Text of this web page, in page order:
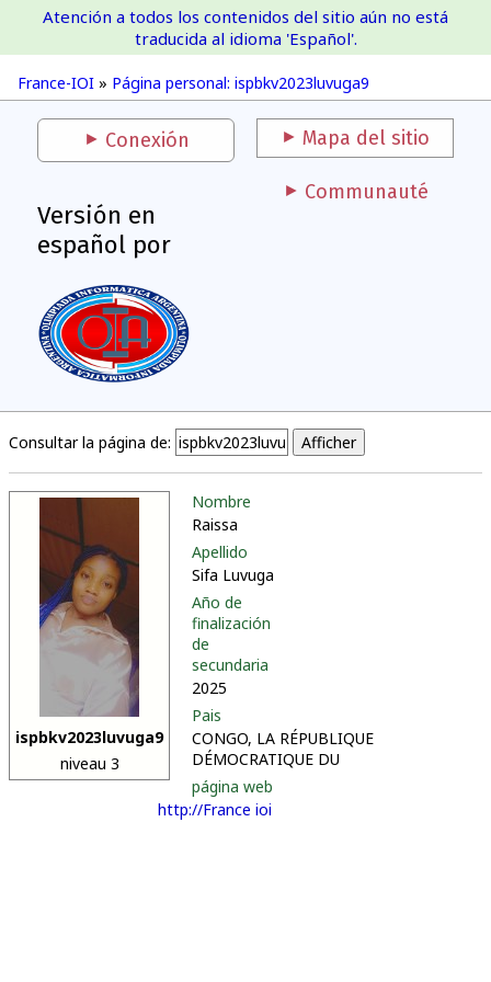
France-IOI
France-IOI » Página personal: ispbkv2023luvuga9
Atención a todos los contenidos del sitio aún no está
traducida al idioma 'Español'.
Conexión Mapa del sitio
Versión en
español por
Communauté
Consultar la página de:
ispbkv2023luvuga9
niveau 3
Nombre
Raissa
Apellido
Sifa Luvuga
Año de
finalización
de
secundaria
2025
Pais
CONGO, LA RÉPUBLIQUE
DÉMOCRATIQUE DU
página web
http://France ioi